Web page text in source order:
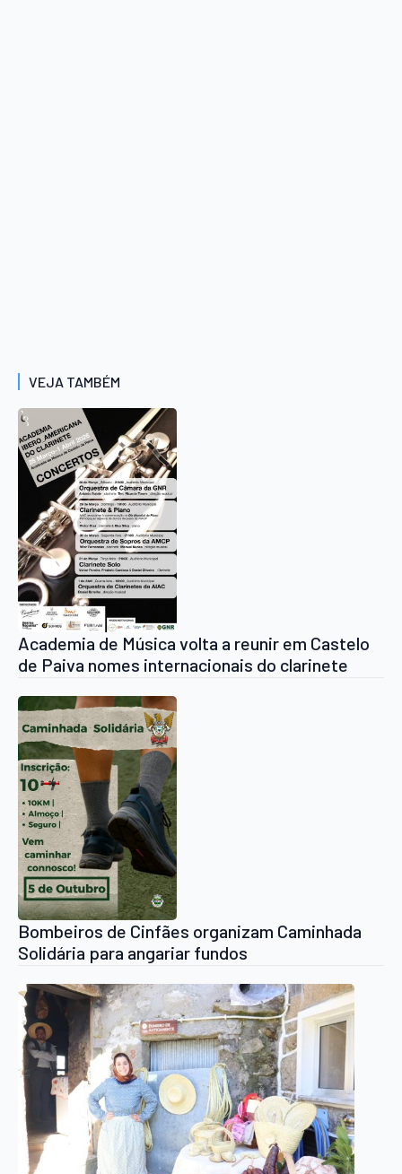
VEJA TAMBÉM
Academia de Música volta a reunir em Castelo
de Paiva nomes internacionais do clarinete
Bombeiros de Cinfães organizam Caminhada
Solidária para angariar fundos